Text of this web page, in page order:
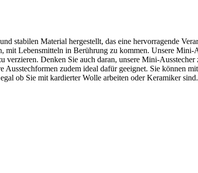
stabilen Material hergestellt, das eine hervorragende
mit Lebensmitteln in Berührung zu kommen. Unsere
Denken Sie auch daran, unsere Mini-
zudem ideal dafür geeignet. Sie können
ob Sie mit kardierter Wolle arbeiten oder Keramiker